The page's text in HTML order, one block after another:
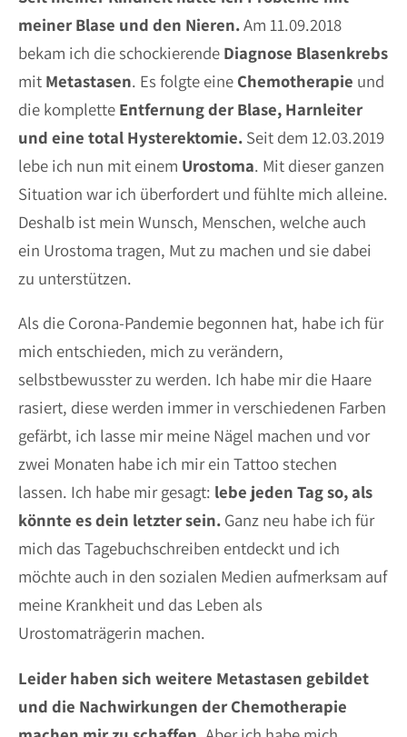
meiner Blase und den Nieren.Am 11.09.2018
bekam ich die schockierende Diagnose Blasenkrebs
mit Metastasen. Es folgte eine Chemotherapie und
die komplette Entfernung der Blase, Harnleiter
und eine total Hysterektomie. Seit dem 12.03.2019
lebe ich nun mit einem Urostoma. Mit dieser ganzen
Situation war ich überfordert und fühlte mich alleine.
Deshalb ist mein Wunsch, Menschen, welche auch
ein Urostoma tragen, Mut zu machen und sie dabei
zu unterstützen.
Als die Corona-Pandemie begonnen hat, habe ich für
mich entschieden, mich zu verändern,
selbstbewusster zu werden. Ich habe mir die Haare
rasiert, diese werden immer in verschiedenen Farben
gefärbt, ich lasse mir meine Nägel machen und vor
zwei Monaten habe ich mir ein Tattoo stechen
lassen. Ich habe mir gesagt: lebe jeden Tag so, als
könnte es dein letzter sein. Ganz neu habe ich für
mich das Tagebuchschreiben entdeckt und ich
möchte auch in den sozialen Medien aufmerksam auf
meine Krankheit und das Leben als
Urostomaträgerin machen.
Leider haben sich weitere Metastasen gebildet
und die Nachwirkungen der Chemotherapie